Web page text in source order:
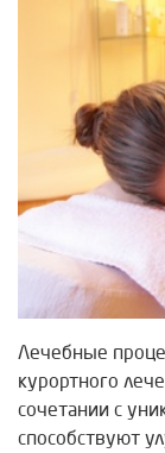
Лечебные
курортного
сочетании с
способствуют